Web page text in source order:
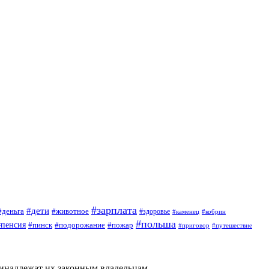
#дети #животное #зарплата #здоровье #каменец #кобрин
#пинск #подорожание #пожар #польша #приговор #путешествие